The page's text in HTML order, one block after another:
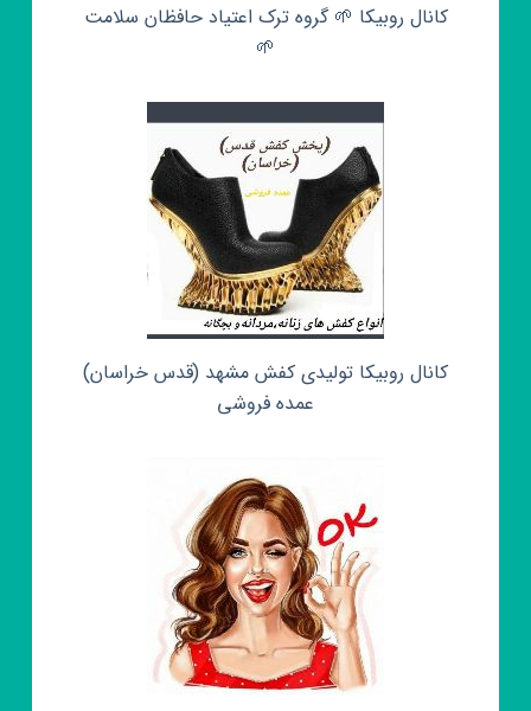
کانال روبیکا 🌱 گروه ترک اعتیاد حافظان سلامت
🌱
کانال روبیکا تولیدی کفش مشهد (قدس خراسان)
عمده فروشی